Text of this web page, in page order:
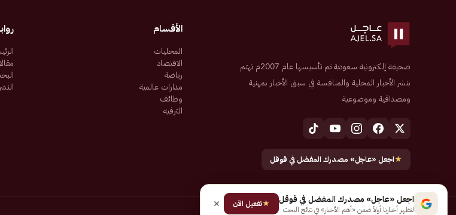
صحيفة إلكترونية سعودية تم تأسيسها عام 2007م تهتم
بنشر الأخبار المحلية والمنافسة في سبق الأخبار بمهنية
ومصداقية وموضوعية
★اجعل «عاجل» مصدرك المفضل في قوقل
الأقسام
المحليات
الاقتصاد
رياضة
مدارات عالمية
وظائف
الترفيه
اجعل «عاجل» مصدرك المفضل في قوقل
لتظهر أخبارنا أولاً ضمن «أهم الأخبار» في نتائج البحث
★تفعيل الآن